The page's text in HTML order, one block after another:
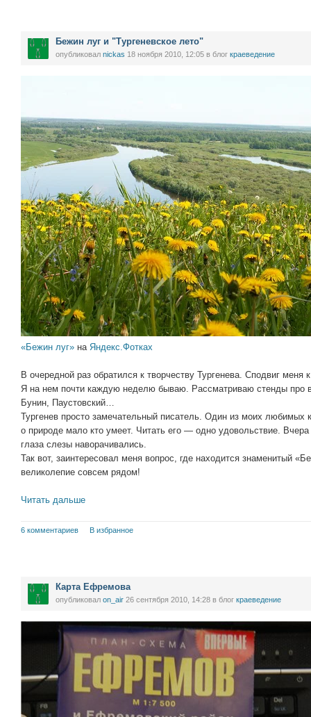
Бежин луг и "Тургеневское лето"
опубликовал nickas 18 ноября 2010, 12:05 в блог краеведение
«Бежин луг» на Яндекс.Фотках
В очередной раз обратился к творчеству Тургенева. Сподвиг
Я на нем почти каждую неделю бываю. Рассматриваю стенды про
Бунин, Паустовский…
Тургенев просто замечательный писатель. Один из моих любимых
о природе мало кто умеет. Читать его — одно удовольствие.
глаза слезы наворачивались.
Так вот, заинтересовал меня вопрос, где находится знаменитый
великолепие совсем рядом!
Читать дальше
6 комментариев В избранное
Карта Ефремова
опубликовал on_air 26 сентября 2010, 14:28 в блог краеведение